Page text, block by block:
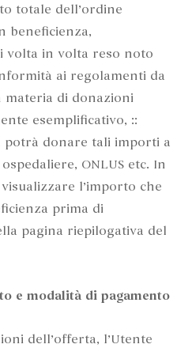
totale dell’ordine
beneficienza,
volta in volta reso noto
ai regolamenti da
materia di donazioni
esemplificativo, ::
potrà donare tali importi a
ONLUS etc. In
l’importo che
prima di
pagina riepilogativa del
e modalità di pagamento
dell’offerta, l’Utente